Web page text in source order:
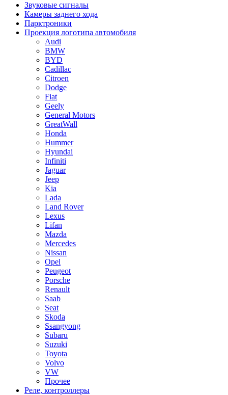
Звуковые сигналы
Камеры заднего хода
Парктроники
Проекция логотипа автомобиля
Audi
BMW
BYD
Cadillac
Citroen
Dodge
Fiat
Geely
General Motors
GreatWall
Honda
Hummer
Hyundai
Infiniti
Jaguar
Jeep
Kia
Lada
Land Rover
Lexus
Lifan
Mazda
Mercedes
Nissan
Opel
Peugeot
Porsche
Renault
Saab
Seat
Skoda
Ssangyong
Subaru
Suzuki
Toyota
Volvo
VW
Прочее
Реле, контроллеры